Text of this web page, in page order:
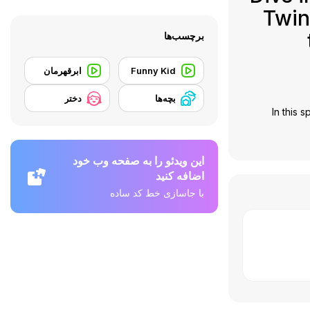
In this
برچسب‌ها
Funny Kid ابرقهرمان
بچه‌ها دختر
این ویدئو را به صفحه وب خود
اضافه کنید
با جاسازی خط کد ساده